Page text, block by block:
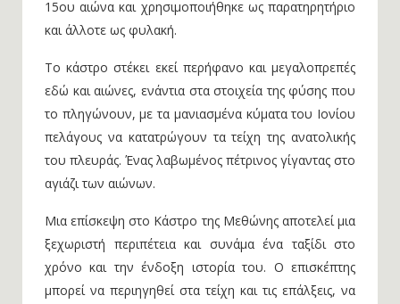
15ου αιώνα και χρησιμοποιήθηκε ως παρατηρητήριο
και άλλοτε ως φυλακή.
Το κάστρο στέκει εκεί περήφανο και μεγαλοπρεπές
εδώ και αιώνες, ενάντια στα στοιχεία της φύσης που
το πληγώνουν, με τα μανιασμένα κύματα του Ιονίου
πελάγους να κατατρώγουν τα τείχη της ανατολικής
του πλευράς. Ένας λαβωμένος πέτρινος γίγαντας στο
αγιάζι των αιώνων.
Μια επίσκεψη στο Κάστρο της Μεθώνης αποτελεί μια
ξεχωριστή περιπέτεια και συνάμα ένα ταξίδι στο
χρόνο και την ένδοξη ιστορία του. Ο επισκέπτης
μπορεί να περιηγηθεί στα τείχη και τις επάλξεις, να